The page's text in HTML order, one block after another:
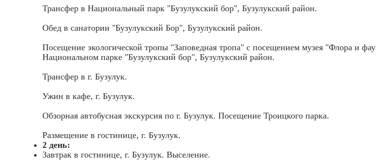
Трансфер в Национальный парк "Бузулукский бор", Бузулукский район.
Обед в санатории "Бузулукский Бор", Бузулукский район.
Посещение экологической тропы "Заповедная тропа" с посещением музея "Флора и
Национальном парке "Бузулукский бор", Бузулукский район.
Трансфер в г. Бузулук.
Ужин в кафе, г. Бузулук.
Обзорная автобусная экскурсия по г. Бузулук. Посещение Троицкого парка.
Размещение в гостинице, г. Бузулук.
2 день:
Завтрак в гостинице, г. Бузулук. Выселение.